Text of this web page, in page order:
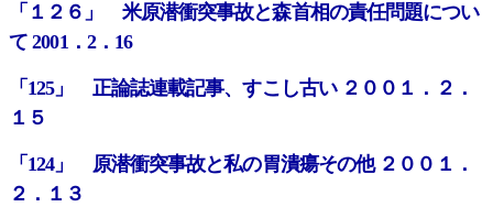
「１２６」 米原潜衝突事故と森首相の責任問題につい
て 2001．2．16
「125」 正論誌連載記事、すこし古い ２００１．２．
１５
「124」 原潜衝突事故と私の胃潰瘍その他 ２００１．
２．１３